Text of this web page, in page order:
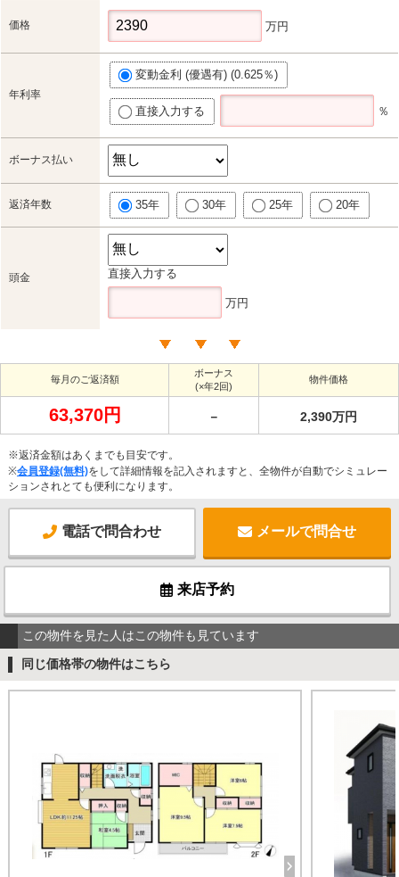
価格 万円
年利率
変動金利 (優遇有) (0.625％)
直接入力する ％
ボーナス払い
返済年数 35年 30年 25年 20年
頭金 直接入力する
万円
毎月のご返済額
ボーナス
(×年2回)
物件価格
63,370円 － 2,390万円
※返済金額はあくまでも目安です。
※会員登録(無料)をして詳細情報を記入されますと、全物件が自動でシミュレー
ションされとても便利になります。
電話で問合わせ メールで問合せ
来店予約
この物件を見た人はこの物件も見ています
同じ価格帯の物件はこちら